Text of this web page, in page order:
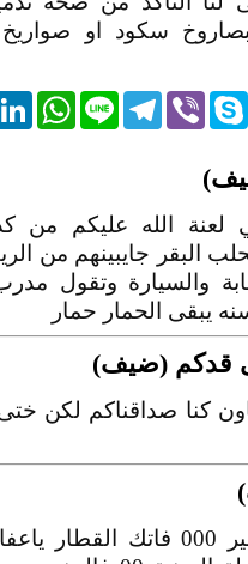
سكود او صواريخ
Line
Telegram ViberSkype
لعنة الله عليكم
البقر جايبينهم من
والسيارة وتقول
يبقى الحمار حمار
قدكم (ضيف)
كنا صداقناكم لكن
الكدب حبله قصير 000 فاتك